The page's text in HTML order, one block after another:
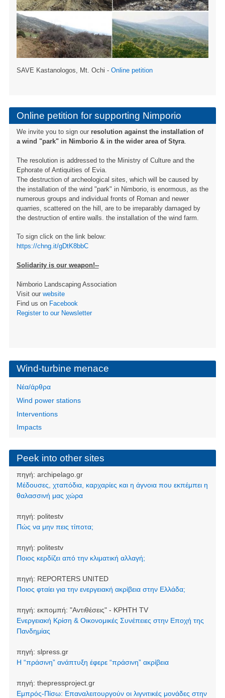
SAVE Kastanologos, Mt. Ochi - Online petition
Online petition for supporting Nimporio
We invite you to sign our resolution against the installation of
a wind "park" in Nimborio & in the wider area of ​​Styra.
The resolution is addressed to the Ministry of Culture and the
Ephorate of Antiquities of Evia.
The destruction of archeological sites, which will be caused by
the installation of the wind "park" in Nimborio, is enormous, as the
numerous groups and individual fronts of Roman and newer
quarries, scattered on the hill, are to be irreparably damaged by
the destruction of entire walls. the installation of the wind farm.
To sign click on the link below:
https://chng.it/gDtK8bbC
Solidarity is our weapon!--
Nimborio Landscaping Association
Visit our website
Find us on Facebook
Register to our Newsletter
Wind-turbine menace
Νέα/άρθρα
Wind power stations
Interventions
Impacts
Peek into other sites
πηγή: archipelago.gr
Μέδουσες, χταπόδια, καρχαρίες και η άγνοια που εκπέμπει η
θαλασσινή μας χώρα
πηγή: politestv
Πώς να μην πεις τίποτα;
πηγή: politestv
Ποιος κερδίζει από την κλιματική αλλαγή;
πηγή: REPORTERS UNITED
Ποιος φταίει για την ενεργειακή ακρίβεια στην Ελλάδα;
πηγή: εκπομπή: "Αντιθέσεις" - ΚΡΗΤΗ TV
Ενεργειακή Κρίση & Οικονομικές Συνέπειες στην Εποχή της
Πανδημίας
πηγή: slpress.gr
Η “πράσινη” ανάπτυξη έφερε “πράσινη” ακρίβεια
πηγή: thepressproject.gr
Εμπρός-Πίσω: Επαναλειτουργούν οι λιγνιτικές μονάδες στην